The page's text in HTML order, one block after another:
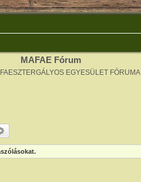
MAFAE Fórum
EGYESÜLET FÓRUMA